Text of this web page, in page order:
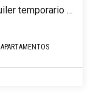
Apartamento con muebles en alquiler temporario c/cochera en Parque Miramar
APARTAMENTOS